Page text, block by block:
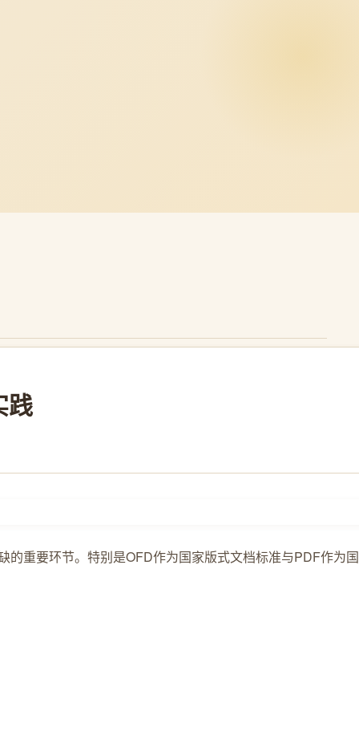
践
重要环节。特别是OFD作为国家版式文档标准与PDF作